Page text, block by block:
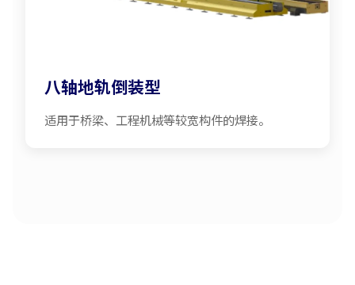
八轴地轨倒装型
适用于桥梁、工程机械等较宽构件的焊接。